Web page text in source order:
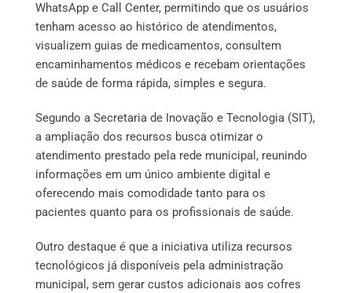
WhatsApp e Call Center, permitindo que os usuários
tenham acesso ao histórico de atendimentos,
visualizem guias de medicamentos, consultem
encaminhamentos médicos e recebam orientações
de saúde de forma rápida, simples e segura.
Segundo a Secretaria de Inovação e Tecnologia (SIT),
a ampliação dos recursos busca otimizar o
atendimento prestado pela rede municipal, reunindo
informações em um único ambiente digital e
oferecendo mais comodidade tanto para os
pacientes quanto para os profissionais de saúde.
Outro destaque é que a iniciativa utiliza recursos
tecnológicos já disponíveis pela administração
municipal, sem gerar custos adicionais aos cofres